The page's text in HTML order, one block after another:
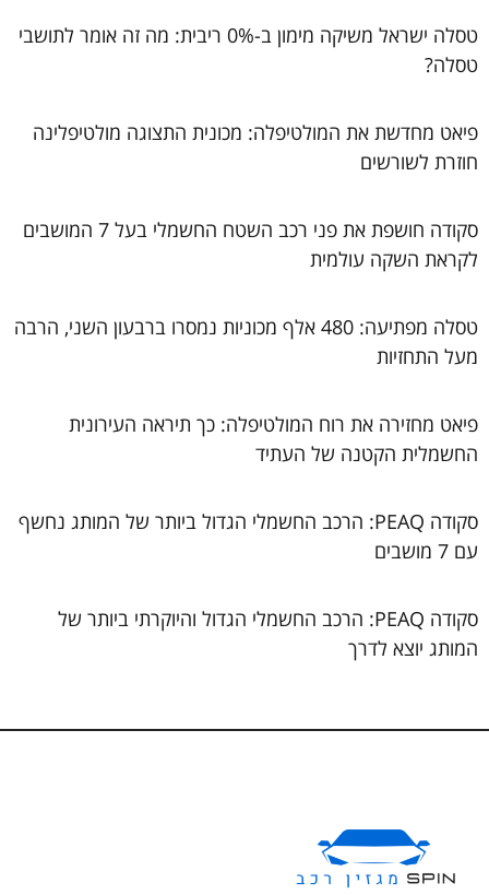
טסלה ישראל משיקה מימון ב-0% ריבית: מה זה אומר לתושבי
טסלה?
פיאט מחדשת את המולטיפלה: מכונית התצוגה מולטיפלינה
חוזרת לשורשים
סקודה חושפת את פני רכב השטח החשמלי בעל 7 המושבים
לקראת השקה עולמית
טסלה מפתיעה: 480 אלף מכוניות נמסרו ברבעון השני, הרבה
מעל התחזיות
פיאט מחזירה את רוח המולטיפלה: כך תיראה העירונית
החשמלית הקטנה של העתיד
סקודה PEAQ: הרכב החשמלי הגדול ביותר של המותג נחשף
עם 7 מושבים
סקודה PEAQ: הרכב החשמלי הגדול והיוקרתי ביותר של
המותג יוצא לדרך